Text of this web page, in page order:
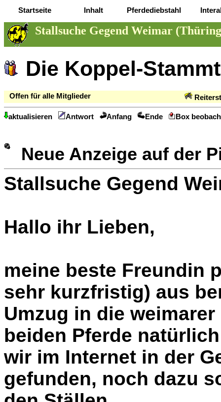
Startseite Inhalt Pferdediebstahl
Stallsuche Gegend Weimar
Die Koppel-
Offen für alle Mitglieder
aktualisieren Antwort Anfang Ende Box
Neue Anzeige auf der
Stallsuche Gegend
Hallo ihr Lieben,
meine beste Freundin
sehr kurzfristig) aus
Umzug in die
beiden Pferde
wir im Internet in der
gefunden, noch dazu